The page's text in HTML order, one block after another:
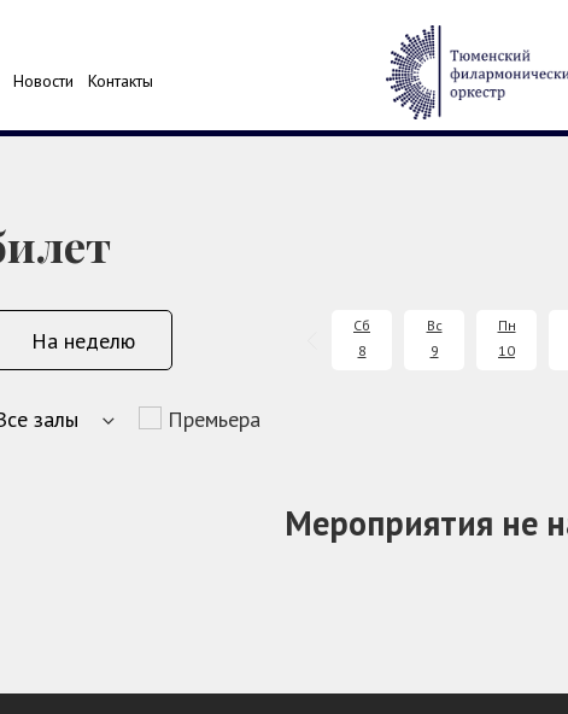
Новости Контакты
На неделю
Сб
8
Вс
9
Пн
10
Премьера
Мероприятия не